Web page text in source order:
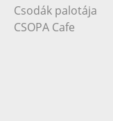
Csodák palotája
CSOPA Cafe